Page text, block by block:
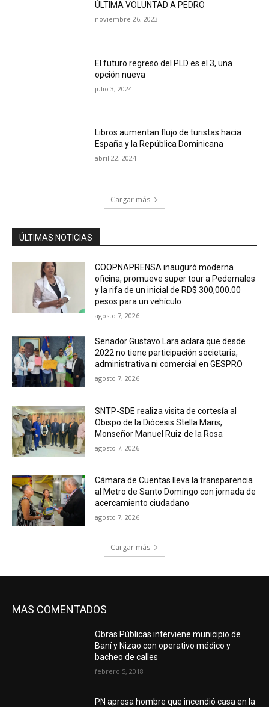
ÚLTIMA VOLUNTAD A PEDRO
noviembre 26, 2023
El futuro regreso del PLD es el 3, una
opción nueva
julio 3, 2024
Libros aumentan flujo de turistas hacia
España y la República Dominicana
abril 22, 2024
Cargar más
ÚLTIMAS NOTICIAS
COOPNAPRENSA inauguró moderna
oficina, promueve super tour a Pedernales
y la rifa de un inicial de RD$ 300,000.00
pesos para un vehículo
agosto 7, 2026
Senador Gustavo Lara aclara que desde
2022 no tiene participación societaria,
administrativa ni comercial en GESPRO
agosto 7, 2026
SNTP-SDE realiza visita de cortesía al
Obispo de la Diócesis Stella Maris,
Monseñor Manuel Ruiz de la Rosa
agosto 7, 2026
Cámara de Cuentas lleva la transparencia
al Metro de Santo Domingo con jornada de
acercamiento ciudadano
agosto 7, 2026
Cargar más
MAS COMENTADOS
Obras Públicas interviene municipio de
Baní y Nizao con operativo médico y
bacheo de calles
febrero 5, 2018
PN apresa hombre que incendió casa en la